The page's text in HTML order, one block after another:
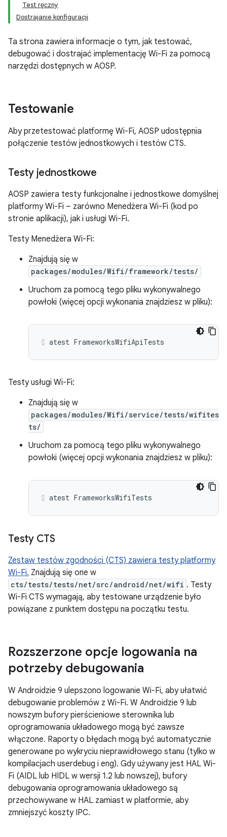
Test ręczny
Dostrajanie konfiguracji
Ta strona zawiera informacje o tym, jak testować,
debugować i dostrajać implementację Wi-Fi za pomocą
narzędzi dostępnych w AOSP.
Testowanie
Aby przetestować platformę Wi-Fi, AOSP udostępnia
połączenie testów jednostkowych i testów CTS.
Testy jednostkowe
AOSP zawiera testy funkcjonalne i jednostkowe domyślnej
platformy Wi-Fi – zarówno Menedżera Wi-Fi (kod po
stronie aplikacji), jak i usługi Wi-Fi.
Testy Menedżera Wi-Fi:
Znajdują się w
packages/modules/Wifi/framework/tests/
Uruchom za pomocą tego pliku wykonywalnego
powłoki (więcej opcji wykonania znajdziesz w pliku):
atest FrameworksWifiApiTests
Testy usługi Wi-Fi:
Znajdują się w
packages/modules/Wifi/service/tests/wifites
ts/
Uruchom za pomocą tego pliku wykonywalnego
powłoki (więcej opcji wykonania znajdziesz w pliku):
atest FrameworksWifiTests
Testy CTS
Zestaw testów zgodności (CTS) zawiera testy platformy
Wi-Fi. Znajdują się one w
cts/tests/tests/net/src/android/net/wifi . Testy
Wi-Fi CTS wymagają, aby testowane urządzenie było
powiązane z punktem dostępu na początku testu.
Rozszerzone opcje logowania na
potrzeby debugowania
W Androidzie 9 ulepszono logowanie Wi-Fi, aby ułatwić
debugowanie problemów z Wi-Fi. W Androidzie 9 lub
nowszym bufory pierścieniowe sterownika lub
oprogramowania układowego mogą być zawsze
włączone. Raporty o błędach mogą być automatycznie
generowane po wykryciu nieprawidłowego stanu (tylko w
kompilacjach userdebug i eng). Gdy używany jest HAL Wi-
Fi (AIDL lub HIDL w wersji 1.2 lub nowszej), bufory
debugowania oprogramowania układowego są
przechowywane w HAL zamiast w platformie, aby
zmniejszyć koszty IPC.